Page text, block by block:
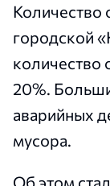
Количество
городской
количество
20%.
аварийных
мусора.
Об этом